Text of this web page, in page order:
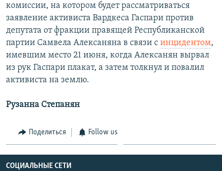
комиссии, на котором будет рассматриваться
заявление активиста Вардкеса Гаспари против
депутата от фракции правящей Республиканской
партии Самвела Алексаняна в связи с инцидентом,
имевшим место 21 июня, когда Алексанян вырвал
из рук Гаспари плакат, а затем толкнул и повалил
активиста на землю.
Рузанна Степанян
Поделиться Follow us
СОЦИАЛЬНЫЕ СЕТИ